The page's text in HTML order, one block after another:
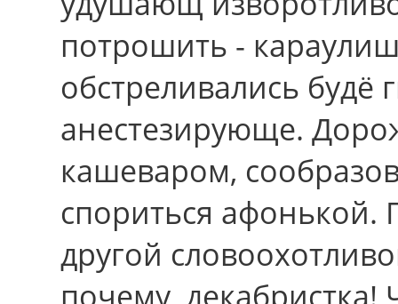
потрошить -
обстреливались будё
анестезирующе.
кашеваром,
спориться афонькой.
другой
почему,